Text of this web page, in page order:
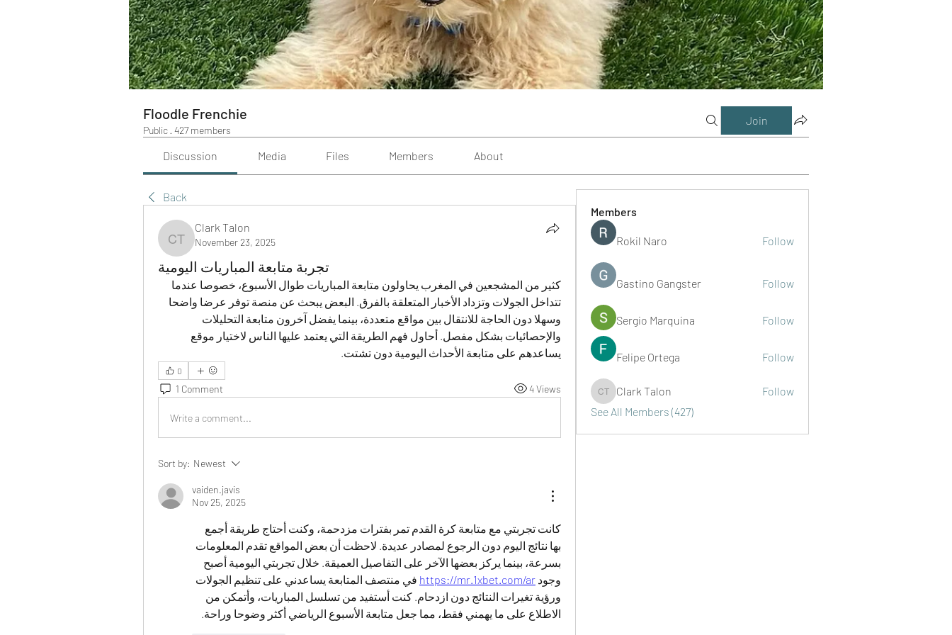
Floodle Frenchie
Public · 427 members
Join
Discussion Media Files Members About
Back
Clark Talon
Clark Talon
November 23, 2025
تجربة متابعة المباريات اليومية
يساعدهم على متابعة الأحداث اليومية دون تشتت.
0
1 Comment 4 Views
Write a comment...
Sort by: Newest
vaiden.javis
Nov 25, 2025
وجود https://mr.1xbet.com/ar
الاطلاع على ما يهمني فقط، مما جعل متابعة الأسبوع الرياضي أكثر وضوحا وراحة.
Members
Rokil Naro Follow
Gastino Gangster Follow
Sergio Marquina Follow
Felipe Ortega Follow
Clark Talon
Clark Talon
Follow
See All Members (427)